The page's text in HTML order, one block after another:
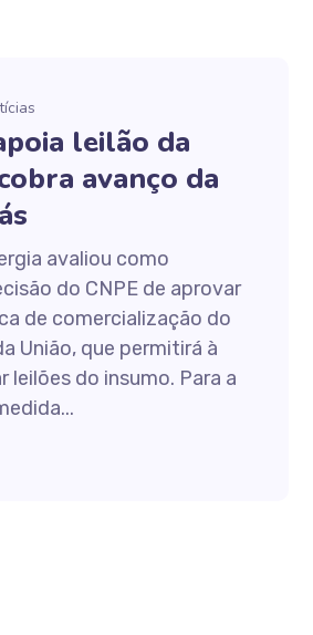
leilão da
avanço da
avaliou como
do CNPE de aprovar
de comercialização do
União, que permitirá à
leilões do insumo. Para a